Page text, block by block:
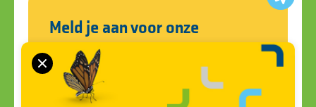
Meld je aan voor onze
nieuwsbrief
Blijf op de hoogte van alle ontwikkelingen
en ons laatste nieuws. Schrijf je in voor de